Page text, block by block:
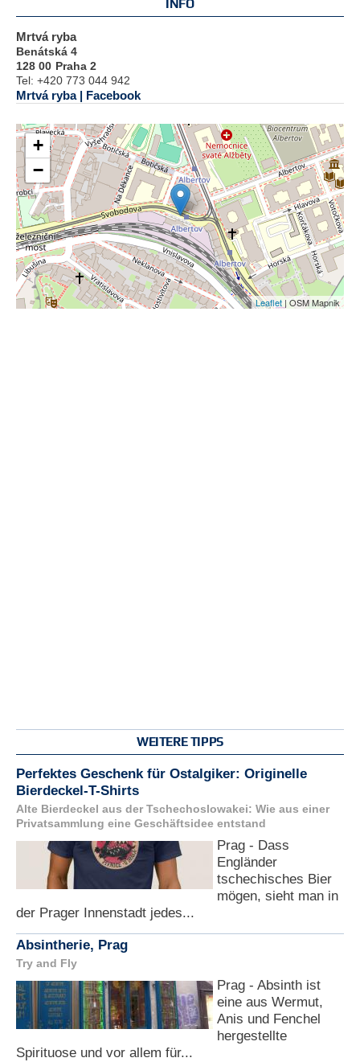
INFO
Mrtvá ryba
Benátská 4
128 00 Praha 2
Tel: +420 773 044 942
Mrtvá ryba | Facebook
+
−
Leaflet | OSM Mapnik
WEITERE TIPPS
Perfektes Geschenk für Ostalgiker: Originelle
Bierdeckel-T-Shirts
Alte Bierdeckel aus der Tschechoslowakei: Wie aus einer
Privatsammlung eine Geschäftsidee entstand
Prag - Dass
Engländer
tschechisches Bier
mögen, sieht man in
der Prager Innenstadt jedes...
Absintherie, Prag
Try and Fly
Prag - Absinth ist
eine aus Wermut,
Anis und Fenchel
hergestellte
Spirituose und vor allem für...